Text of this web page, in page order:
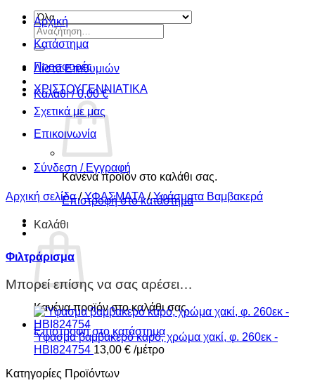
Αναζήτηση
για:
Λίστα Επιθυμιών
Καλάθι /0,00€
Κανένα προϊόν στο καλάθι σας.
Επιστροφή στο κατάστημα
Καλάθι
Κανένα προϊόν στο καλάθι σας.
Επιστροφή στο κατάστημα
Αρχική
Κατάστημα
Προσφορές
ΧΡΙΣΤΟΥΓΕΝΝIATIKA
Σχετικά με μας
Επικοινωνία
Σύνδεση / Εγγραφή
Αρχική σελίδα / ΥΦΑΣΜΑΤΑ / Υφάσματα Βαμβακερά
Φιλτράρισμα
Μπορεί επίσης να σας αρέσει…
Ύφασμα βαμβακερό καρό, χρώμα χακί, φ. 260εκ -
HBI824754 13,00 € /μέτρο
Κατηγορίες Προϊόντων